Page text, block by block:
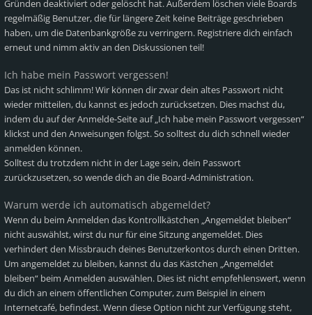
Gründen deaktiviert oder gelöscht hat. Außerdem löschen viele Boards
regelmäßig Benutzer, die für längere Zeit keine Beiträge geschrieben
haben, um die Datenbankgröße zu verringern. Registriere dich einfach
erneut und nimm aktiv an den Diskussionen teil!
Ich habe mein Passwort vergessen!
Das ist nicht schlimm! Wir können dir zwar dein altes Passwort nicht
wieder mitteilen, du kannst es jedoch zurücksetzen. Dies machst du,
indem du auf der Anmelde-Seite auf „Ich habe mein Passwort vergessen“
klickst und den Anweisungen folgst. So solltest du dich schnell wieder
anmelden können.
Solltest du trotzdem nicht in der Lage sein, dein Passwort
zurückzusetzen, so wende dich an die Board-Administration.
Warum werde ich automatisch abgemeldet?
Wenn du beim Anmelden das Kontrollkästchen „Angemeldet bleiben“
nicht auswählst, wirst du nur für eine Sitzung angemeldet. Dies
verhindert den Missbrauch deines Benutzerkontos durch einen Dritten.
Um angemeldet zu bleiben, kannst du das Kästchen „Angemeldet
bleiben“ beim Anmelden auswählen. Dies ist nicht empfehlenswert, wenn
du dich an einem öffentlichen Computer, zum Beispiel in einem
Internetcafé, befindest. Wenn diese Option nicht zur Verfügung steht,